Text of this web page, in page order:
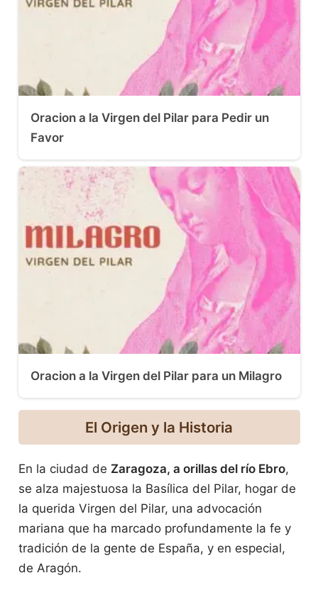
Oracion a la Virgen del Pilar para Pedir un
Favor
Oracion a la Virgen del Pilar para un Milagro
El Origen y la Historia
En la ciudad de Zaragoza, a orillas del río Ebro,
se alza majestuosa la Basílica del Pilar, hogar de
la querida Virgen del Pilar, una advocación
mariana que ha marcado profundamente la fe y
tradición de la gente de España, y en especial,
de Aragón.